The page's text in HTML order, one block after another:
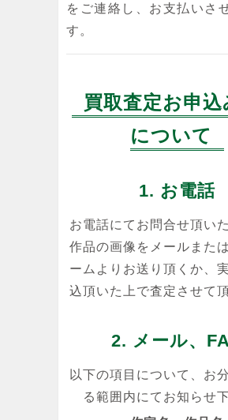
をご連絡し、お支払いさ
す。
買取査定お申込
について
1. お電話
お電話にてお問合せ頂い
作品の画像をメールまた
ームよりお送り頂くか、
込頂いた上で査定させて
2. メール、
以下の項目について、お
る範囲内にてお知らせ